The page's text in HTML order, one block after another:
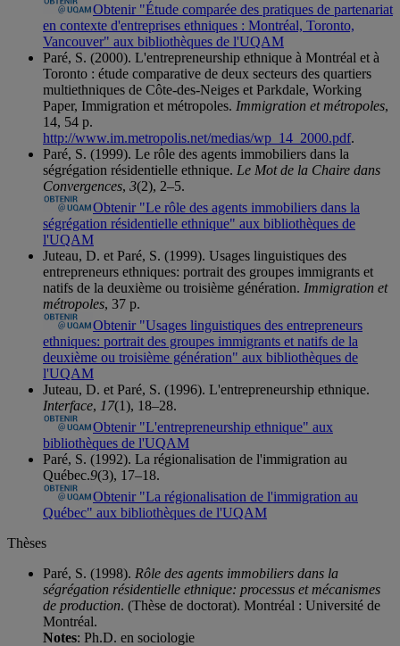
Obtenir "Étude comparée des pratiques de partenariat
en contexte d'entreprises ethniques : Montréal, Toronto,
Vancouver" aux bibliothèques de l'UQAM
Paré, S. (2000). L'entrepreneurship ethnique à Montréal et à
Toronto : étude comparative de deux secteurs des quartiers
multiethniques de Côte-des-Neiges et Parkdale, Working
Paper, Immigration et métropoles. Immigration et métropoles,
14, 54 p.
http://www.im.metropolis.net/medias/wp_14_2000.pdf.
Paré, S. (1999). Le rôle des agents immobiliers dans la
ségrégation résidentielle ethnique. Le Mot de la Chaire dans
Convergences, 3(2), 2–5.
Obtenir "Le rôle des agents immobiliers dans la
ségrégation résidentielle ethnique" aux bibliothèques de
l'UQAM
Juteau, D. et Paré, S. (1999). Usages linguistiques des
entrepreneurs ethniques: portrait des groupes immigrants et
natifs de la deuxième ou troisième génération. Immigration et
métropoles, 37 p.
Obtenir "Usages linguistiques des entrepreneurs
ethniques: portrait des groupes immigrants et natifs de la
deuxième ou troisième génération" aux bibliothèques de
l'UQAM
Juteau, D. et Paré, S. (1996). L'entrepreneurship ethnique.
Interface, 17(1), 18–28.
Obtenir "L'entrepreneurship ethnique" aux
bibliothèques de l'UQAM
Paré, S. (1992). La régionalisation de l'immigration au
Québec.9(3), 17–18.
Obtenir "La régionalisation de l'immigration au
Québec" aux bibliothèques de l'UQAM
Thèses
Paré, S. (1998). Rôle des agents immobiliers dans la
ségrégation résidentielle ethnique: processus et mécanismes
de production. (Thèse de doctorat). Montréal : Université de
Montréal.
Notes: Ph.D. en sociologie